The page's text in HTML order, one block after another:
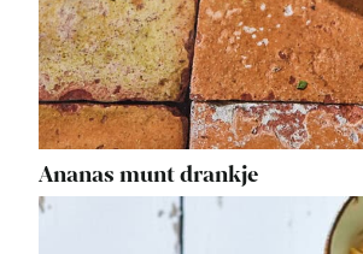
Ananas munt drankje